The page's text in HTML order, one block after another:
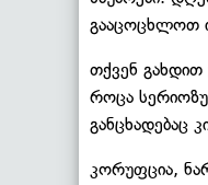
გააცოცხლოთ
თქვენ
როცა
განცხადებაც
კორუფცია,